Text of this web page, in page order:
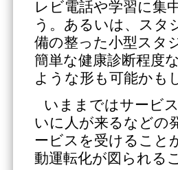
レビ電話や学習に集
う。あるいは、スタ
備の整った小型スタ
簡単な健康診断程度
ような形も可能かも
いままではサービ
いに人が来るなどの
ービスを受けること
動運転化が図られる